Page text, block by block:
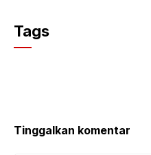
c
e
k
Tags
Tinggalkan komentar